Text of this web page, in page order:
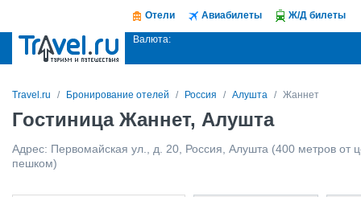
Отели Авиабилеты Ж/Д билеты
Валюта:
Travel.ru Бронирование отелей Россия Алушта Жаннет
Гостиница Жаннет, Алушта
Адрес: Первомайская ул., д. 20 Россия Алушта (400 метров от
пешком)